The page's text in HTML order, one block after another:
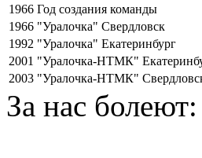
1966 Год создания команды
1966 "Уралочка" Свердловск
1992 "Уралочка" Екатеринбург
2001 "Уралочка-НТМК"
2003 "Уралочка-НТМК"
За нас болеют: